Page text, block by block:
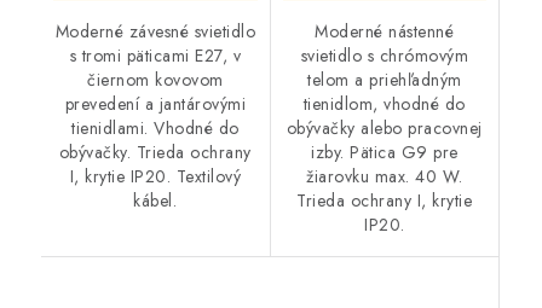
Moderné závesné svietidlo
s tromi päticami E27, v
čiernom kovovom
prevedení a jantárovými
tienidlami. Vhodné do
obývačky. Trieda ochrany
I, krytie IP20. Textilový
kábel.
Moderné nástenné
svietidlo s chrómovým
telom a priehľadným
tienidlom, vhodné do
obývačky alebo pracovnej
izby. Pätica G9 pre
žiarovku max. 40 W.
Trieda ochrany I, krytie
IP20.